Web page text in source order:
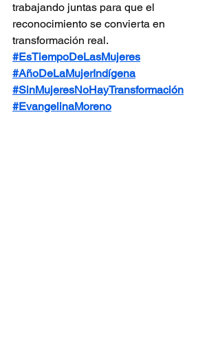
trabajando juntas para que el
reconocimiento se convierta en
transformación real.
#EsTiempoDeLasMujeres
#AñoDeLaMujerIndígena
#SinMujeresNoHayTransformación
#EvangelinaMoreno